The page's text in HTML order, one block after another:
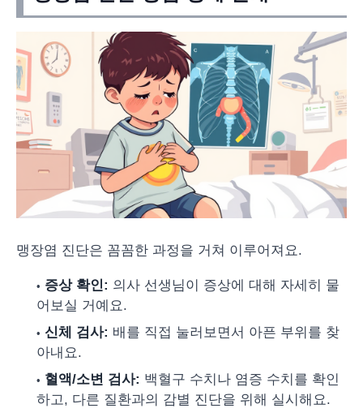
맹장염 진단은 꼼꼼한 과정을 거쳐 이루어져요.
증상 확인: 의사 선생님이 증상에 대해 자세히 물
어보실 거예요.
신체 검사: 배를 직접 눌러보면서 아픈 부위를 찾
아내요.
혈액/소변 검사: 백혈구 수치나 염증 수치를 확인
하고, 다른 질환과의 감별 진단을 위해 실시해요.